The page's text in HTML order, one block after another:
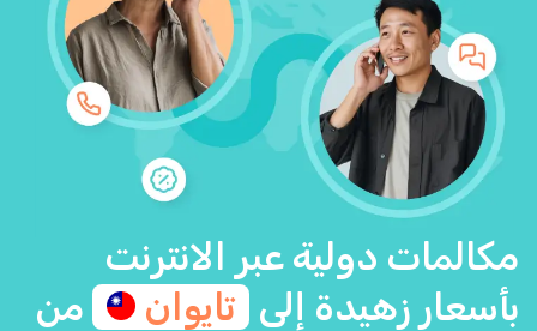
مكالمات دولية عبر الانترنت
بأسعار زهيدة إلى تايوان
من